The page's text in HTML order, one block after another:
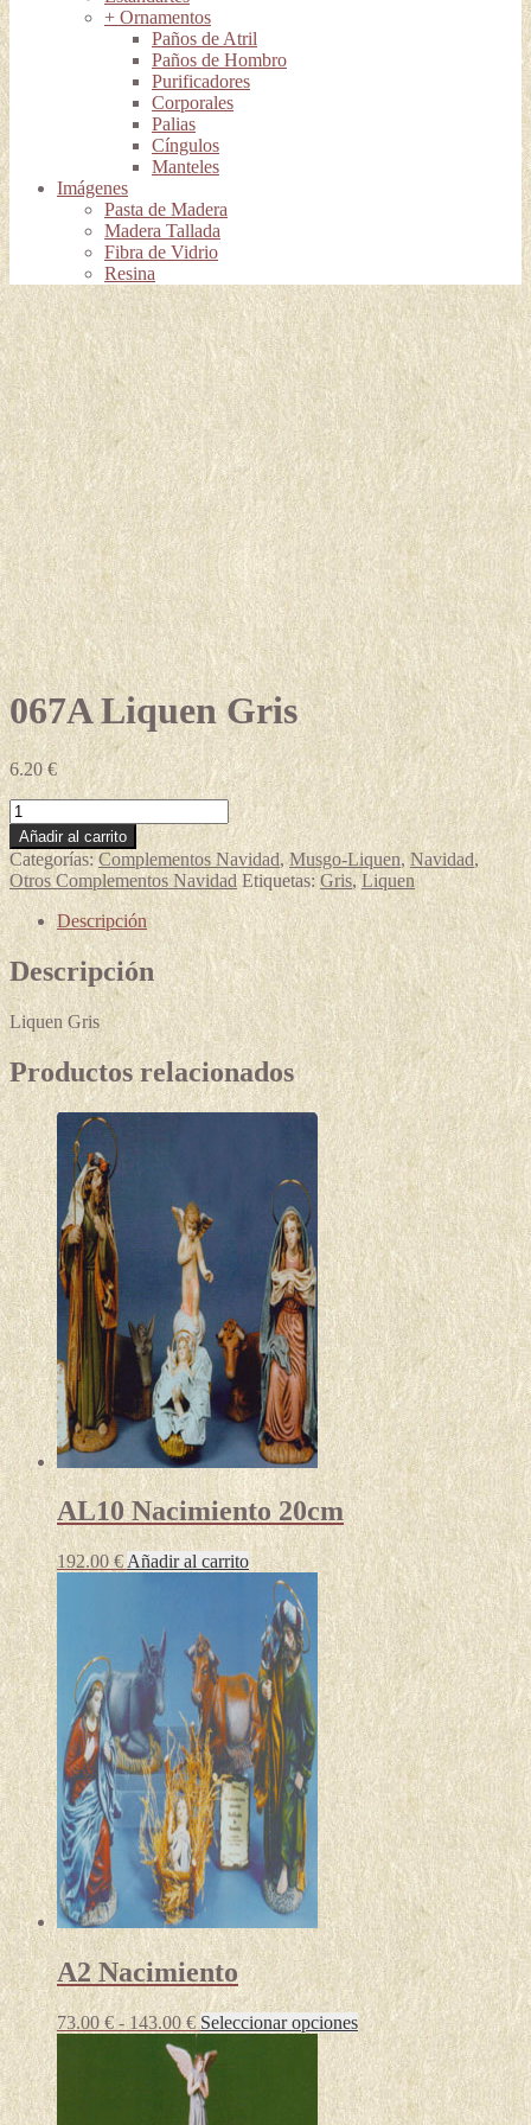
+ Ornamentos
Paños de Atril
Paños de Hombro
Purificadores
Corporales
Palias
Cíngulos
Manteles
Imágenes
Pasta de Madera
Madera Tallada
Fibra de Vidrio
Resina
067A Liquen Gris
6.20€
067A
Liquen
Gris
cantidad
Añadir al carrito
Categorías:Complementos Navidad, Musgo-Liquen,Navidad,
Otros Complementos Navidad Etiquetas: Gris,Liquen
Descripción
Descripción
Liquen Gris
Productos relacionados
AL10 Nacimiento 20cm
192.00€ Añadir al carrito
A2 Nacimiento
73.00 € - 143.00€Rango
de
precios:
desde
73.00 €
Seleccionar opcionesEste
producto
tiene
múltiples
variantes.